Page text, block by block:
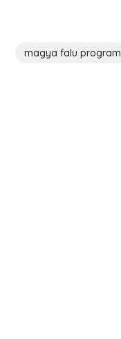
magya falu program